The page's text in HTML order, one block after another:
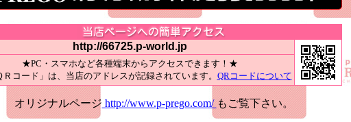
http://66725.p-world.jp
★PC・スマホなど各種端末からアクセスできます！★
Ｒコード」は、当店のアドレスが記録されています。 QRコードについて
オリジナルページ http://www.p-prego.com/ もご覧下さい。